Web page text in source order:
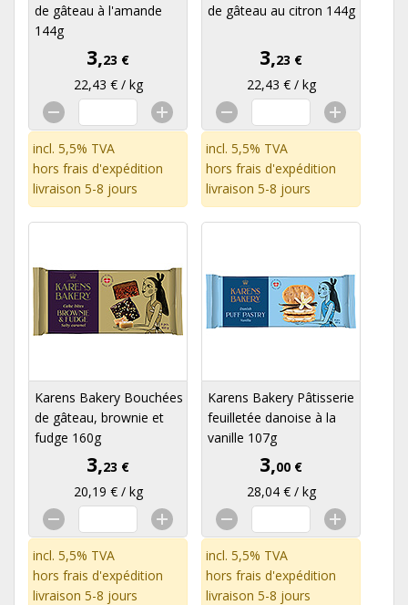
de gâteau à l'amande
144g
3,23 €
22,43 € / kg
incl. 5,5% TVA
hors frais d'expédition
livraison 5-8 jours
de gâteau au citron 144g
3,23 €
22,43 € / kg
incl. 5,5% TVA
hors frais d'expédition
livraison 5-8 jours
Karens Bakery Bouchées
de gâteau, brownie et
fudge 160g
3,23 €
20,19 € / kg
incl. 5,5% TVA
hors frais d'expédition
livraison 5-8 jours
Karens Bakery Pâtisserie
feuilletée danoise à la
vanille 107g
3,00 €
28,04 € / kg
incl. 5,5% TVA
hors frais d'expédition
livraison 5-8 jours